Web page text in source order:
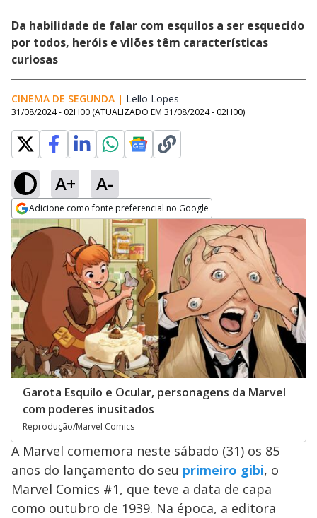
Da habilidade de falar com esquilos a ser esquecido
por todos, heróis e vilões têm características
curiosas
CINEMA DE SEGUNDA | Lello Lopes
31/08/2024 - 02H00 (ATUALIZADO EM 31/08/2024 - 02H00)
A+ A-
Adicione como fonte preferencial no Google
Opens in new window
Garota Esquilo e Ocular, personagens da Marvel
com poderes inusitados
Reprodução/Marvel Comics
A Marvel comemora neste sábado (31) os 85
anos do lançamento do seu primeiro gibi, o
Marvel Comics #1, que teve a data de capa
como outubro de 1939. Na época, a editora